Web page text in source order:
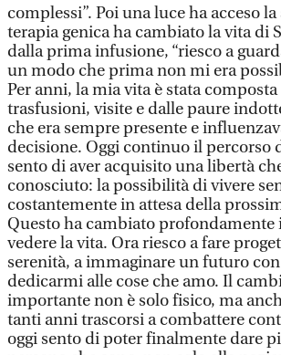
complessi”. Poi una luce ha acceso
terapia genica ha cambiato la vita di
dalla prima infusione, “riesco a
un modo che prima non mi era
Per anni, la mia vita è stata composta
trasfusioni, visite e dalle paure
che era sempre presente e
decisione. Oggi continuo il percorso
sento di aver acquisito una libertà
conosciuto: la possibilità di vivere
costantemente in attesa della
Questo ha cambiato
vedere la vita. Ora riesco a fare
serenità, a immaginare un futuro
dedicarmi alle cose che amo. Il
importante non è solo fisico, ma
tanti anni trascorsi a combattere
oggi sento di poter finalmente dare